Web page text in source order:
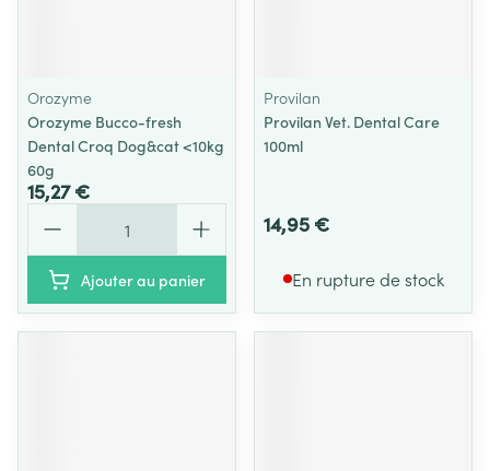
Orozyme
Orozyme Bucco-fresh
Dental Croq Dog&cat <10kg
60g
15,27 €
Ajouter au panier
Provilan
Provilan Vet. Dental Care
100ml
14,95 €
En rupture de stock